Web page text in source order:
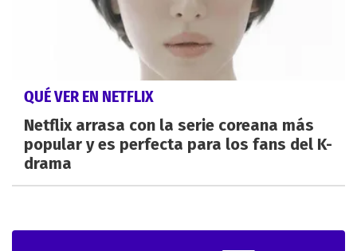
QUÉ VER EN NETFLIX
Netflix arrasa con la serie coreana más
popular y es perfecta para los fans del K-
drama